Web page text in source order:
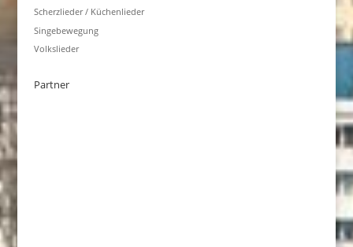
Scherzlieder / Küchenlieder
Singebewegung
Volkslieder
Partner